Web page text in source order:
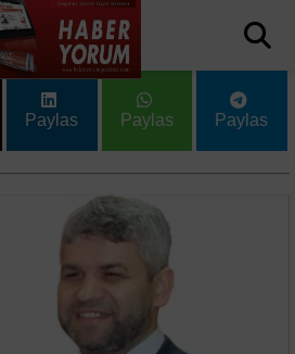
Paylas Paylas Paylas